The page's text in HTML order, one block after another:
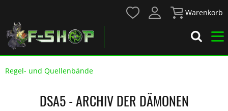
Warenkorb
Regel- und Quellenbände
DSA5 - ARCHIV DER DÄMONEN